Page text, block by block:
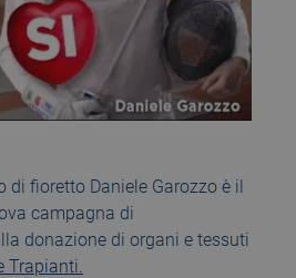
di fioretto Daniele Garozzo è il
campagna di
donazione di organi e tessuti
Trapianti.